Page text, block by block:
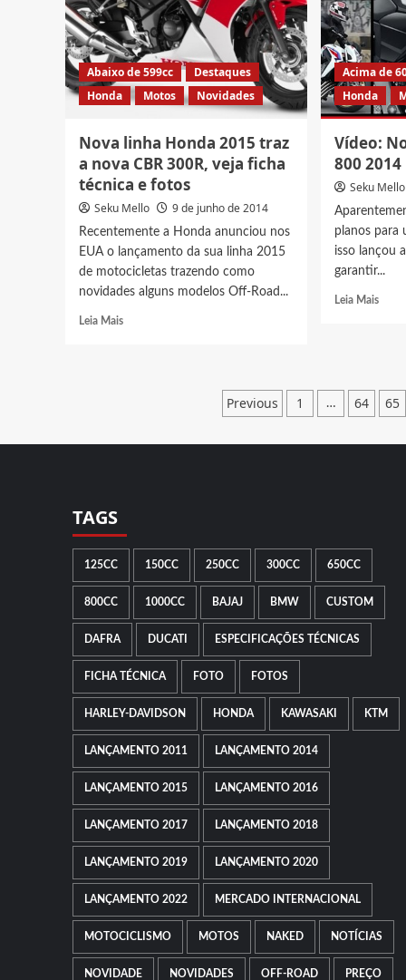
2014
é
líder
de
seu
segmento
esse
mês
e
traz
DNA
Abaixo de 599cc
Destaques
Honda
Motos Novidades
Nova linha Honda 2015 traz
a nova CBR 300R, veja ficha
técnica e fotos
Seku Mello 9 de junho de 2014
Recentemente a Honda anunciou nos
EUA o lançamento da sua linha 2015
de motocicletas trazendo como
novidades alguns modelos Off-Road...
Leia MaisRead
técnica
Acima de
Honda
Vídeo:
800 2014
Seku Mello
planos para
isso lançou
garantir...
Leia MaisRead
800
Paginação
Previous 1 … 64 65
TAGS
125CC 150CC 250CC 300CC 650CC
800CC 1000CC BAJAJ BMW CUSTOM
DAFRA DUCATI ESPECIFICAÇÕES TÉCNICAS
FICHA TÉCNICA FOTO FOTOS
HARLEY-DAVIDSON HONDA KAWASAKI KTM
LANÇAMENTO 2011 LANÇAMENTO 2014
LANÇAMENTO 2015 LANÇAMENTO 2016
LANÇAMENTO 2017 LANÇAMENTO 2018
LANÇAMENTO 2019 LANÇAMENTO 2020
LANÇAMENTO 2022 MERCADO INTERNACIONAL
MOTOCICLISMO MOTOS NAKED NOTÍCIAS
NOVIDADE NOVIDADES OFF-ROAD PREÇO